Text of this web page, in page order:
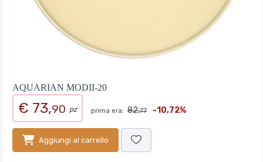
AQUARIAN MODII-20
€ 73,90 pz prima era: 82,77 -10,72%
Aggiungi al carrello